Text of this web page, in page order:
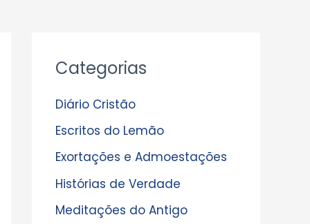
Categorias
Diário Cristão
Escritos do Lemão
Exortações e Admoestações
Histórias de Verdade
Meditações do Antigo
r
u
i
v
o
s